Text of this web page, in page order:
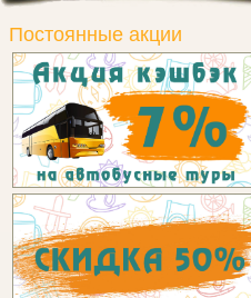
Постоянные акции